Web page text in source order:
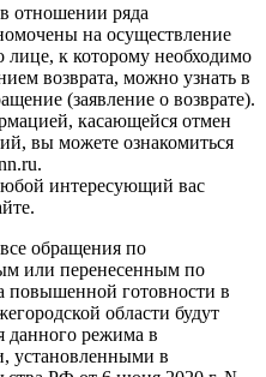
отношении ряда
на осуществление
к которому необходимо
возврата, можно узнать в
(заявление о возврате).
касающейся отмен
вы можете ознакомиться
интересующий вас
обращения по
или перенесенным по
повышенной готовности в
области будут
данного режима в
установленными в